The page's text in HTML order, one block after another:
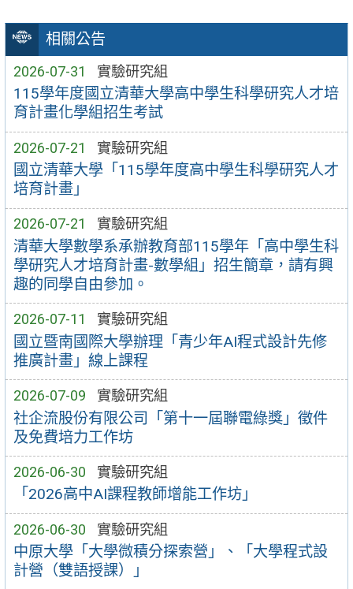
相關公告
2026-07-31 實驗研究組
115學年度國立清華大學高中學生科學研究人才培
育計畫化學組招生考試
2026-07-21 實驗研究組
國立清華大學「115學年度高中學生科學研究人才
培育計畫」
2026-07-21 實驗研究組
清華大學數學系承辦教育部115學年「高中學生科
學研究人才培育計畫-數學組」招生簡章，請有興
趣的同學自由參加。
2026-07-11 實驗研究組
國立暨南國際大學辦理「青少年AI程式設計先修
推廣計畫」線上課程
2026-07-09 實驗研究組
社企流股份有限公司「第十一屆聯電綠獎」徵件
及免費培力工作坊
2026-06-30 實驗研究組
「2026高中AI課程教師增能工作坊」
2026-06-30 實驗研究組
中原大學「大學微積分探索營」、「大學程式設
計營（雙語授課）」